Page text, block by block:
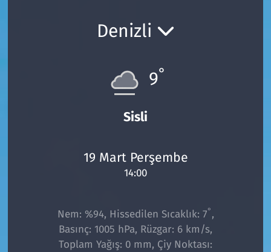
Denizli
9°
Sisli
19 Mart Perşembe
14:00
Nem: %94, Hissedilen Sıcaklık: 7° ,
Basınç: 1005 hPa, Rüzgar: 6 km/s,
Toplam Yağış: 0 mm, Çiy Noktası:
Saray